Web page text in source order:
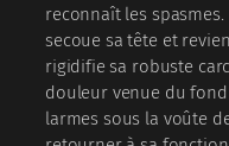
reconnaît les
secoue sa tête et
rigidifie sa robuste
douleur venue du
larmes sous la voûte